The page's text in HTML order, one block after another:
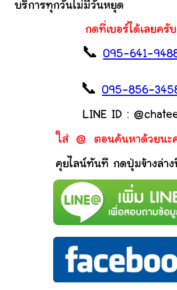
บริการทุกวันไม่มีวันหยุด
กดที่เบอร์ได้เลยครับ
📞095-641-
📞095-856-
LINE ID :
ใส่ @ ตอนค้นหาด้วยนะ
คุยไลน์ทันที กดปุ่มข้างล่าง